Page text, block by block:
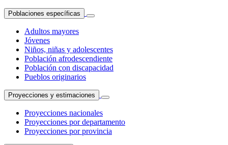
Poblaciones específicas
Adultos mayores
Jóvenes
Niños, niñas y adolescentes
Población afrodescendiente
Población con discapacidad
Pueblos originarios
Proyecciones y estimaciones
Proyecciones nacionales
Proyecciones por departamento
Proyecciones por provincia